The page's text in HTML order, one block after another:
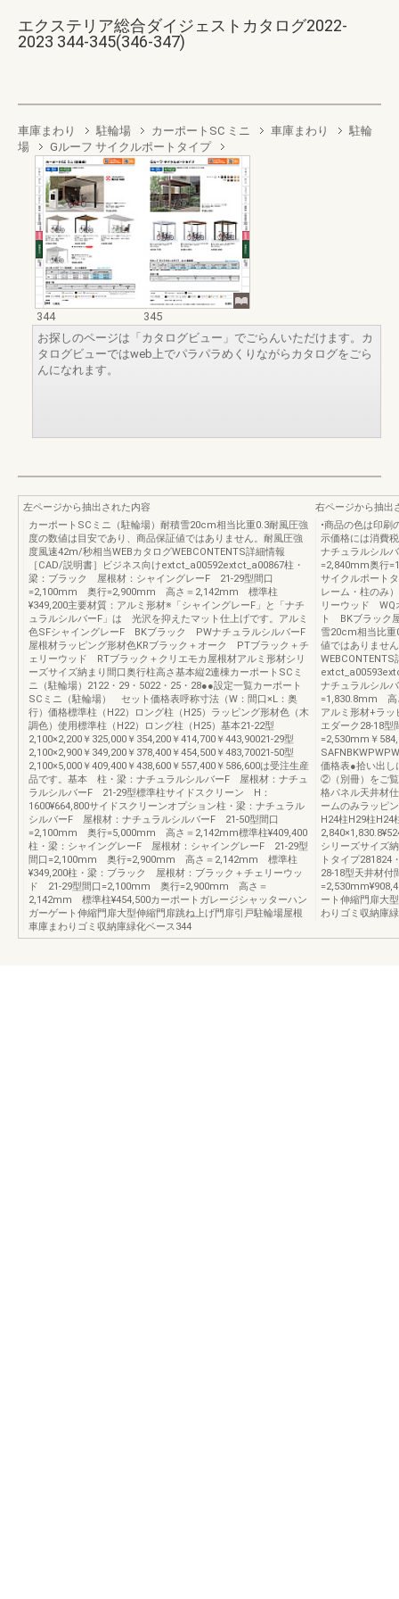
エクステリア総合ダイジェストカタログ2022-
2023 344-345(346-347)
車庫まわり 駐輪場 カーポートSC ミニ 車庫まわり
駐輪
場
Gルーフ サイクルポートタイプ
344
345
お探しのページは「カタログビュー」でごらんいただけます。カ
タログビューではweb上でパラパラめくりながらカタログをごら
んになれます。
左ページから抽出された内容
カーポートSCミニ（駐輪場）耐積雪20cm相当比重0.3耐風圧強
度の数値は目安であり、商品保証値ではありません。耐風圧強
度風速42m/秒相当WEBカタログWEBCONTENTS詳細情報
［CAD/説明書］ビジネス向けextct_a00592extct_a00867柱・
梁：ブラック 屋根材：シャイングレーF 21-29型間口
=2,100mm 奥行=2,900mm 高さ＝2,142mm 標準柱
¥349,200主要材質：アルミ形材※「シャイングレーF」と「ナチ
ュラルシルバーF」は 光沢を抑えたマット仕上げです。アルミ
色SFシャイングレーF BKブラック PWナチュラルシルバーF
屋根材ラッピング形材色KRブラック＋オーク PTブラック＋チ
ェリーウッド RTブラック＋クリエモカ屋根材アルミ形材シリ
ーズサイズ納まり間口奥行柱高さ基本縦2連棟カーポートSCミ
ニ（駐輪場）2122・29・5022・25・28●●設定一覧カーポート
SCミニ（駐輪場） セット価格表呼称寸法（W：間口×L：奥
行）価格標準柱（H22）ロング柱（H25）ラッピング形材色（木
調色）使用標準柱（H22）ロング柱（H25）基本21-22型
2,100×2,200￥325,000￥354,200￥414,700￥443,90021-29型
2,100×2,900￥349,200￥378,400￥454,500￥483,70021-50型
2,100×5,000￥409,400￥438,600￥557,400￥586,600は受注生産
品です。基本 柱・梁：ナチュラルシルバーF 屋根材：ナチュ
ラルシルバーF 21-29型標準柱サイドスクリーン H：
1600¥664,800サイドスクリーンオプション柱・梁：ナチュラル
シルバーF 屋根材：ナチュラルシルバーF 21-50型間口
=2,100mm 奥行=5,000mm 高さ＝2,142mm標準柱¥409,400
柱・梁：シャイングレーF 屋根材：シャイングレーF 21-29型
間口=2,100mm 奥行=2,900mm 高さ＝2,142mm 標準柱
¥349,200柱・梁：ブラック 屋根材：ブラック＋チェリーウッ
ド 21-29型間口=2,100mm 奥行=2,900mm 高さ＝
2,142mm 標準柱¥454,500カーポートガレージシャッターハン
ガーゲート伸縮門扉大型伸縮門扉跳ね上げ門扉引戸駐輪場屋根
車庫まわりゴミ収納庫緑化ベース344
右ページから抽出
•商品の色は印刷
示価格には消費
ナチュラルシル
=2,840mm奥行
サイクルポート
レーム・柱のみ
リーウッド WQ
ト BKブラック
雪20cm相当比重
値ではありませ
ナチュラルシル
=1,830.8mm 高
アルミ形材+ラッ
エダーク28-18
=2,530mm￥
価格表●拾い出し
②（別冊）をご覧
格パネル天井材
ームのみラッピ
H24柱H29柱H24
シリーズサイズ
トタイプ281824
28-18型天井材
ート伸縮門扉大
わりゴミ収納庫